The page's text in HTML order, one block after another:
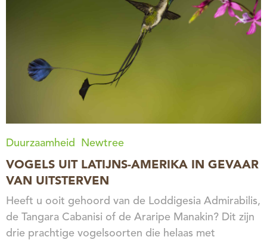
Duurzaamheid Newtree
VOGELS UIT LATIJNS-AMERIKA IN GEVAAR
VAN UITSTERVEN
Heeft u ooit gehoord van de Loddigesia Admirabilis,
de Tangara Cabanisi of de Araripe Manakin? Dit zijn
drie prachtige vogelsoorten die helaas met